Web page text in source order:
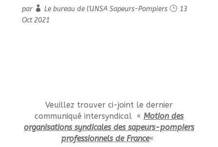
par Le bureau de l'UNSA Sapeurs-Pompiers
13
Oct 2021
Veuillez trouver ci-joint le dernier
communiqué intersyndical « Motion des
organisations syndicales des sapeurs-pompiers
professionnels de France«